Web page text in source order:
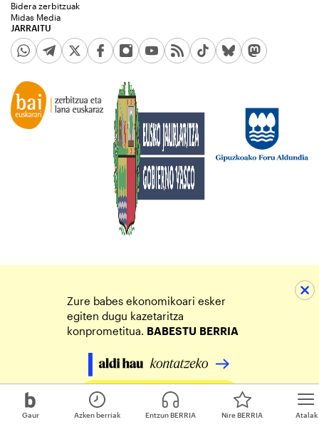
Gaur Atalak
Azken berriak Entzun BERRIA Nire BERRIA
JARRAITU
Bidera zerbitzuak
Midas Media
Zure babes ekonomikoari esker
egiten dugu kazetaritza
konprometitua. BABESTU BERRIA
Egin zure ekarpena